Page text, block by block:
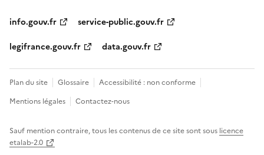
info.gouv.fr
service-public.gouv.fr
legifrance.gouv.fr
data.gouv.fr
Plan du site Glossaire
Accessibilité : non conforme
Mentions légales
Contactez-nous
Sauf mention contraire, tous les contenus de ce site sont sous licence
etalab-2.0